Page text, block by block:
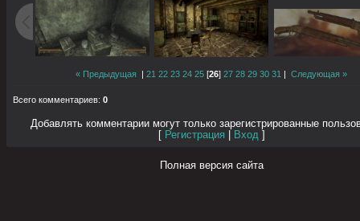
« Предыдущая |21 22 23 24 25 [26]27 28 29 30 31 |Следующая »
Всего комментариев: 0
Добавлять комментарии могут только зарегистрированные
Регистрация Вход
Полная версия сайта